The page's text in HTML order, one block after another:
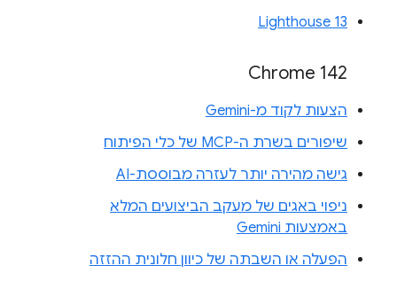
Lighthouse 13
Chrome 142
הצעות לקוד מ-Gemini
שיפורים בשרת ה-MCP של כלי הפיתוח
גישה מהירה יותר לעזרה מבוססת-AI
ניפוי באגים של מעקב הביצועים המלא
באמצעות Gemini
הפעלה או השבתה של כיוון חלונית ההזזה